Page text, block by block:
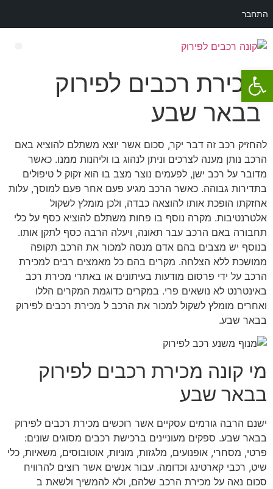
התחבר
מכירת רכבים לפירוק
בבאר שבע
להחזיק רכב זה דבר יקר, סכום אשר יוצא משתלם להוציא באם
הרכב נותן מענה לצרכים וניתן לנהוג בו וליהנות ממנו. כאשר
מדובר על רכב ישן, לפעמים נוצר מצב בו הוא זקוק ל טיפולים
בתדירות גבוהה. כאשר הרכב מגיע פעם אחר פעם למוסך, עלות
אחזקתו הופכת אותו להוצאה כבדה, ולכן מומלץ לשקול
אלטרנטיבות. מקרה נוסף בו פחות משתלם להוציא כסף על כלי
תחבורה באם הרכב עבר תאונה, ויעלה הרבה כסף לתקן אותו.
בנוסף יש מצבים בהם אדם מנסה למכור את הרכב תקופה
ממושכת ללא הצלחה. מקרים בהם כל מאמצים רבים למכירת
הרכב על ידי פרסום מודעות בעיתונים או באתרי מכירת רכב
באינטרנט לא נושאים פרי. במקרים כדוגמת המקרים הללו
ואחרים מומלץ לשקול למכור את הרכב ל מכירת רכבים לפירוק
בבאר שבע.
מי קונה מכירת רכבים לפירוק
בבאר שבע
ישנם הרבה גורמים עסקיים אשר רוכשים מכירת רכבים לפירוק
בבאר שבע. ספקים מעוניינים ברכישת רכבים מסוגים שונים:
פרטי, מסחרי, אופנועים, מלגזות, מוניות, אוטובוסים, משאיות, כלי
שיט, רכבי קארטינג וכדומה. עבור אנשים אשר רוצים להרוויח
סכום נאה על מכירת הרכב שלהם, ולא להמשיך ולשאת ב
פתח סרגל נגישות